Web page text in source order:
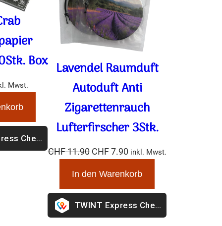
Mwst.
Checkout
Lavendel Raumduft
Autoduft Anti
Zigarettenrauch
Lufterfirscher 3Stk.
CHF11.90Ursprünglicher
war:
CHF 11.90
CHF7.90Aktueller
ist:
CHF 7.90.
inkl.
In den Warenkorb
Express Checkout